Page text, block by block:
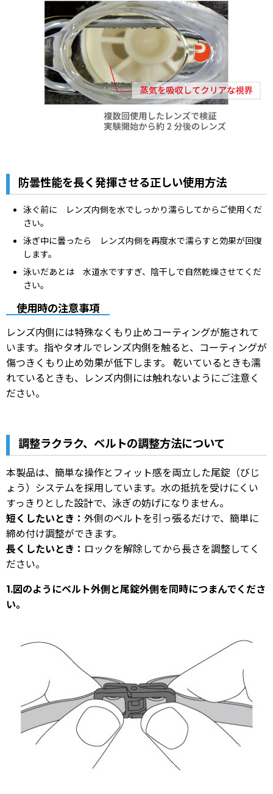
防曇性能を長く発揮させる正しい使用方法
泳ぐ前に レンズ内側を水でしっかり濡らしてからご使用くだ
さい。
泳ぎ中に曇ったら レンズ内側を再度水で濡らすと効果が回復
します。
泳いだあとは 水道水ですすぎ、陰干しで自然乾燥させてくだ
さい。
使用時の注意事項
レンズ内側には特殊なくもり止めコーティングが施されて
います。指やタオルでレンズ内側を触ると、コーティングが
傷つきくもり止め効果が低下します。 乾いているときも濡
れているときも、レンズ内側には触れないようにご注意く
ださい。
調整ラクラク、ベルトの調整方法について
本製品は、簡単な操作とフィット感を両立した尾錠（びじ
ょう）システムを採用しています。水の抵抗を受けにくい
すっきりとした設計で、泳ぎの妨げになりません。
短くしたいとき： 外側のベルトを引っ張るだけで、簡単に
締め付け調整ができます。
長くしたいとき： ロックを解除してから長さを調整してく
ださい。
1.図のようにベルト外側と尾錠外側を同時につまんでくださ
い。